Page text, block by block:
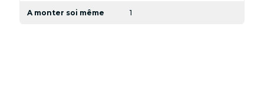
A monter soi même 1